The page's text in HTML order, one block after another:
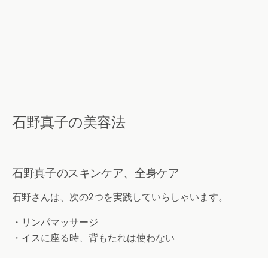
石野真子の美容法
石野真子のスキンケア、全身ケア
石野さんは、次の2つを実践していらしゃいます。
・リンパマッサージ
・イスに座る時、背もたれは使わない